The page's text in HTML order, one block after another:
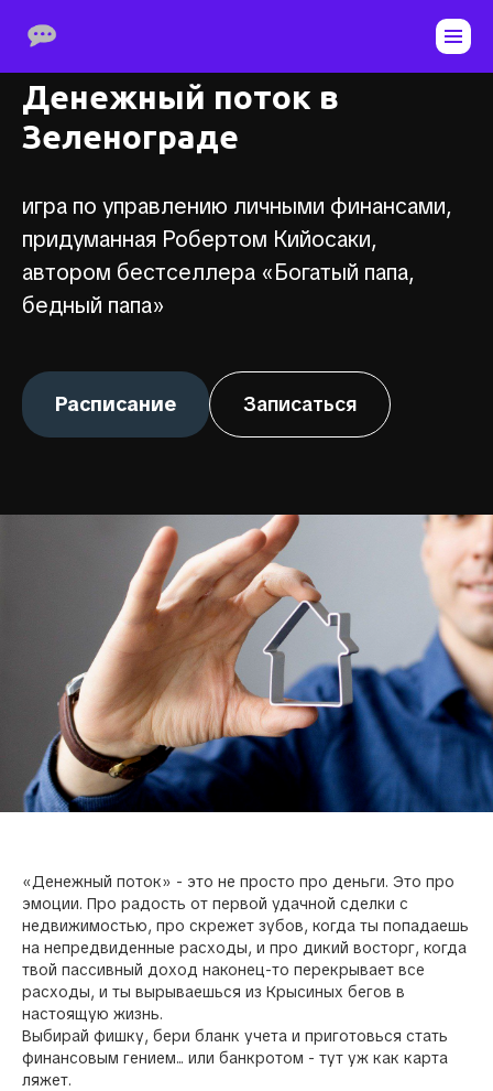
Денежный поток в
Зеленограде
игра по управлению личными финансами,
придуманная Робертом Кийосаки,
автором бестселлера «Богатый папа,
бедный папа»
Расписание Записаться
«Денежный поток» - это не просто про деньги. Это про
эмоции. Про радость от первой удачной сделки с
недвижимостью, про скрежет зубов, когда ты попадаешь
на непредвиденные расходы, и про дикий восторг, когда
твой пассивный доход наконец-то перекрывает все
расходы, и ты вырываешься из Крысиных бегов в
настоящую жизнь.
Выбирай фишку, бери бланк учета и приготовься стать
финансовым гением... или банкротом - тут уж как карта
ляжет.